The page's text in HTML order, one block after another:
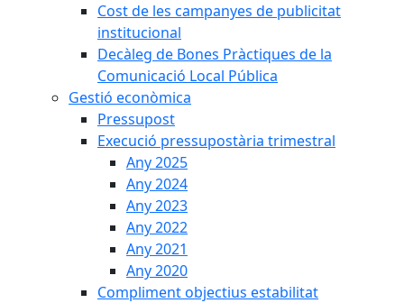
Cost de les campanyes de publicitat
institucional
Decàleg de Bones Pràctiques de la
Comunicació Local Pública
Gestió econòmica
Pressupost
Execució pressupostària trimestral
Any 2025
Any 2024
Any 2023
Any 2022
Any 2021
Any 2020
Compliment objectius estabilitat